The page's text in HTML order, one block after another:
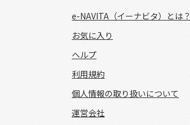
e-NAVITA（イーナビタ）とは？
お気に入り
ヘルプ
利用規約
個人情報の取り扱いについて
運営会社